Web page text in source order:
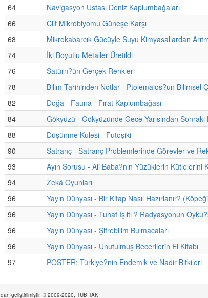
64
Navigasyon Ustası Deniz Kaplumbağaları
66
Cilt Mikrobiyomu Güneşe Karşı
68
Mikrokabarcık Gücüyle Suyu Kimyasallardan
74
İki Boyutlu Metaller Üretildi
76
Satürn?ün Gerçek Renkleri
78
Bilim Tarihinden Notlar - Ptolemaios?un Bilimsel
82
Doğa - Fauna - Fırat Kaplumbağası
84
Gökyüzü - Gökyüzünde Gece Yarısından
88
Düşünme Kulesi - Futoşiki
90
Satranç - Satranç Problemlerinde Görevler ve
93
Ayın Sorusu - Ali Baba?nın Yüzüklerin Kütlelerini
94
Zekâ Oyunları
96
Yayın Dünyası - Bir Kitap Nasıl Hazırlanır?
96
Yayın Dünyası - Tuhaf Işıltı ? Radyasyonun
96
Yayın Dünyası - Şifrebilim Bulmacaları
96
Yayın Dünyası - Unutulmuş Becerilerin El Kitabı
97
POSTER: Türkiye?nin Endemik ve Nadir Bitkileri
geliştirilmiştir. © 2009-2020, TÜBİTAK